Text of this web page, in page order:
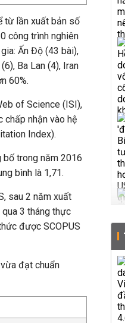
từ lần xuất bản số
công trình nghiên
Ấn Độ (43 bài),
Ba Lan (4), Iran
60%.
of Science (ISI),
nhận vào hệ
Index).
trong năm 2016
bình là 1,71.
sau 2 năm xuất
3 tháng thực
được SCOPUS
đạt chuẩn